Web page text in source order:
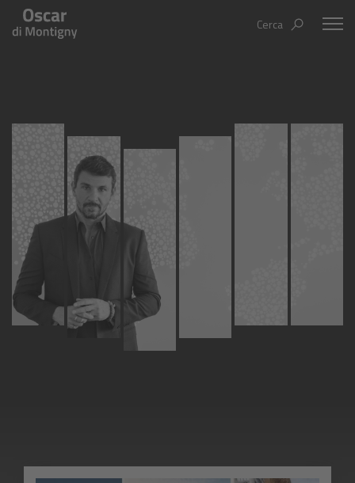
Cerca
Centodieci
Nuovi Eroi
Be Your Essence
Futurability
Books
EN ES